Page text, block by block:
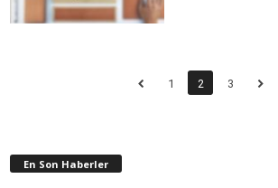
1 2 3
En Son Haberler